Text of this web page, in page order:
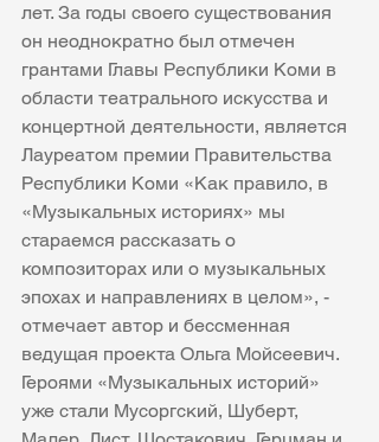
лет. За годы своего существования
он неоднократно был отмечен
грантами Главы Республики Коми в
области театрального искусства и
концертной деятельности, является
Лауреатом премии Правительства
Республики Коми «Как правило, в
«Музыкальных историях» мы
стараемся рассказать о
композиторах или о музыкальных
эпохах и направлениях в целом», -
отмечает автор и бессменная
ведущая проекта Ольга Мойсеевич.
Героями «Музыкальных историй»
уже стали Мусоргский, Шуберт,